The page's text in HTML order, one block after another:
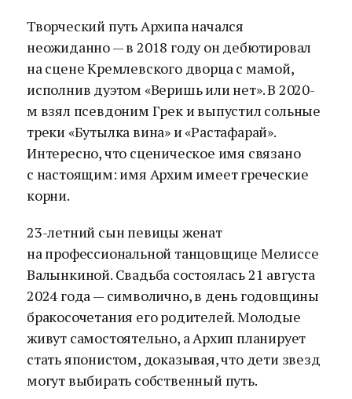
Творческий путь Архипа начался
неожиданно — в 2018 году он дебютировал
на сцене Кремлевского дворца с мамой,
исполнив дуэтом «Веришь или нет». В 2020-
м взял псевдоним Грек и выпустил сольные
треки «Бутылка вина» и «Растафарай».
Интересно, что сценическое имя связано
с настоящим: имя Архим имеет греческие
корни.
23-летний сын певицы женат
на профессиональной танцовщице Мелиссе
Валынкиной. Свадьба состоялась 21 августа
2024 года — символично, в день годовщины
бракосочетания его родителей. Молодые
живут самостоятельно, а Архип планирует
стать японистом, доказывая, что дети звезд
могут выбирать собственный путь.